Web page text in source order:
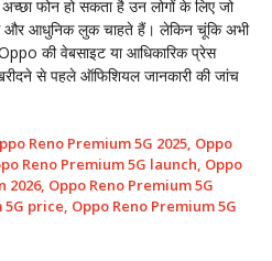
फोन हो सकता है उन लोगों के लिए जो
और आधुनिक लुक चाहते हैं। लेकिन चूंकि अभी
की वेबसाइट या आधिकारिक प्रेस
से पहले ऑफिशियल जानकारी की जांच
Reno Premium 5G 2025 Oppo
Reno Premium 5G launch Oppo
2026, Oppo Reno Premium 5G
5G price Oppo Reno Premium 5G